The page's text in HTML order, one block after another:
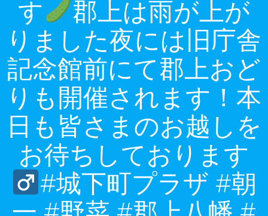
す
郡上は雨が上が
りました夜には旧庁舎
記念館前にて郡上おど
りも開催されます！本
日も皆さまのお越しを
お待ちしております‍
#城下町プラザ #朝